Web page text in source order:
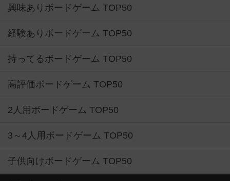
興味ありボードゲーム TOP50
経験ありボードゲーム TOP50
持ってるボードゲーム TOP50
高評価ボードゲーム TOP50
2人用ボードゲーム TOP50
3～4人用ボードゲーム TOP50
子供向けボードゲーム TOP50